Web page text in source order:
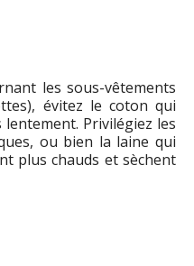
les sous-vêtements
évitez le coton qui
Privilégiez les
ou bien la laine qui
plus chauds et sèchent